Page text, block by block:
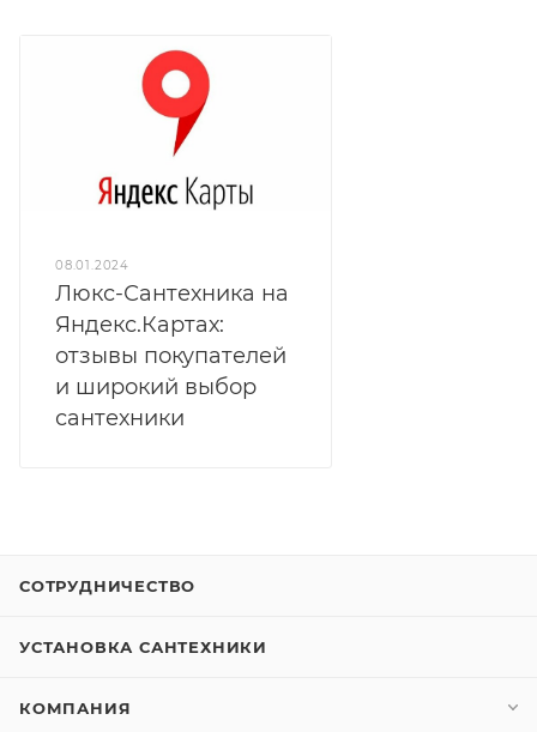
08.01.2024
Люкс-Сантехника на
Яндекс.Картах:
отзывы покупателей
и широкий выбор
сантехники
СОТРУДНИЧЕСТВО
УСТАНОВКА САНТЕХНИКИ
КОМПАНИЯ